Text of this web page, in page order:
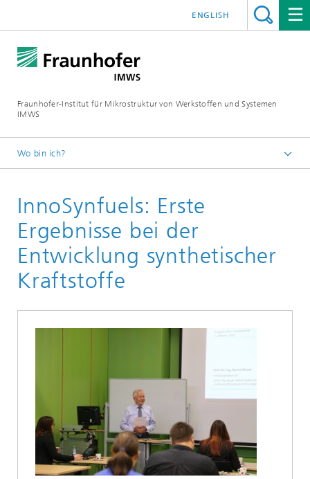
Fraunhofer-Institut für Mikrostruktur von Werkstoffen und Systemen
IMWS
ENGLISH
Wo bin ich?
Presse
News
InnoSynfuels: Erste
Ergebnisse bei der
Entwicklung synthetischer
Kraftstoffe